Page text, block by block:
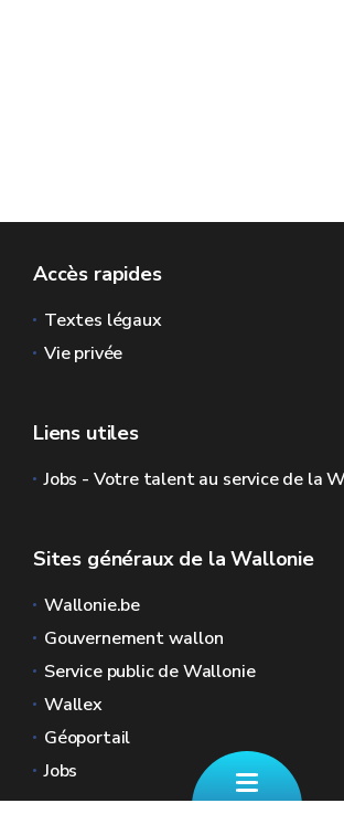
Accès rapides
Textes légaux
Vie privée
Liens utiles
Jobs - Votre talent au service de la
Sites généraux de la Wallonie
Wallonie.be
Gouvernement wallon
Service public de Wallonie
Wallex
Géoportail
Jobs